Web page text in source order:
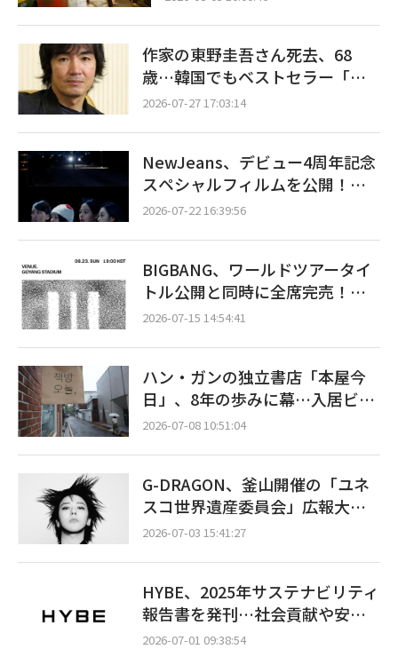
日、オンラインコミュニティを中心
に、フ
の平均を大きく上回った。 グローバ
ル旅行プラットフォームのブッキン
を含むAPAC10カ国の旅行者1万1,36
人を対象に実施した「旅行幸福度指
数（Travel Happiness Index）」調
査の結果を発表した。調査では、旅
行者が満足感を得る要素と、旅先で
負担を感じる状況について掘り下げ
作家の東野圭吾さん死去、68
歳…韓国でもベストセラー「容
疑者Xの献身」など多数の名作
2026-07-27 17:03:14
NewJeans、デビュー4周年記念
スペシャルフィルムを公開！…
活動再開へ青信号か
2026-07-22 16:39:56
BIGBANG、ワールドツアータイ
トル公開と同時に全席完売！…
「XX : COSMOS」一般販売開始7
2026-07-15 14:54:41
ハン・ガンの独立書店「本屋今
日」、8年の歩みに幕…入居ビル
の売却で閉店へ
2026-07-08 10:51:04
G-DRAGON、釜山開催の「ユネ
スコ世界遺産委員会」広報大使
に委嘱…芸術を通じた平和のメ
2026-07-03 15:41:27
HYBE、2025年サステナビリティ
報告書を発刊…社会貢献や安全
衛生の成果を公開
2026-07-01 09:38:54